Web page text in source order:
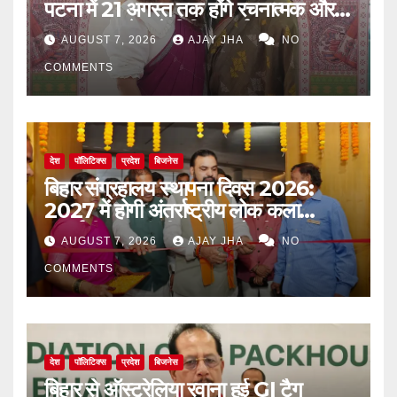
पटना में 21 अगस्त तक होंगे रचनात्मक और
जागरूकता से जुड़े विविध कार्यक्रम
AUGUST 7, 2026 AJAY JHA NO
COMMENTS
देश पॉलिटिक्स प्रदेश बिजनेस
बिहार संग्रहालय स्थापना दिवस 2026:
2027 में होगी अंतर्राष्ट्रीय लोक कला
प्रदर्शनी, मुख्यमंत्री सम्राट चौधरी का बड़ा
ऐलान
AUGUST 7, 2026 AJAY JHA NO
COMMENTS
देश पॉलिटिक्स प्रदेश बिजनेस
बिहार से ऑस्ट्रेलिया रवाना हुई GI टैग